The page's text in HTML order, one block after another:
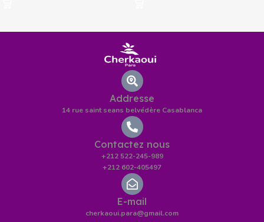
Addresse
14 rue saint seans belvédère Casablanca
Contactez nous
+212 522-245-989
+212 602-405497
E-mail
cherkaoui.para@gmail.com